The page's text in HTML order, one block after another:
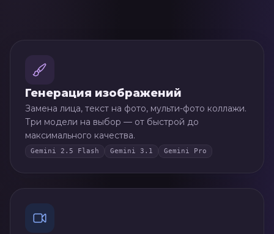
Генерация изображений
Замена лица, текст на фото, мульти-фото коллажи.
Три модели на выбор — от быстрой до
максимального качества.
Gemini 2.5 Flash Gemini 3.1 Gemini Pro